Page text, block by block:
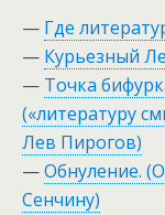
— Где
— Курьезный
— Точка
(«литературу
Лев Пирогов)
—Обнуление.
Сенчину)